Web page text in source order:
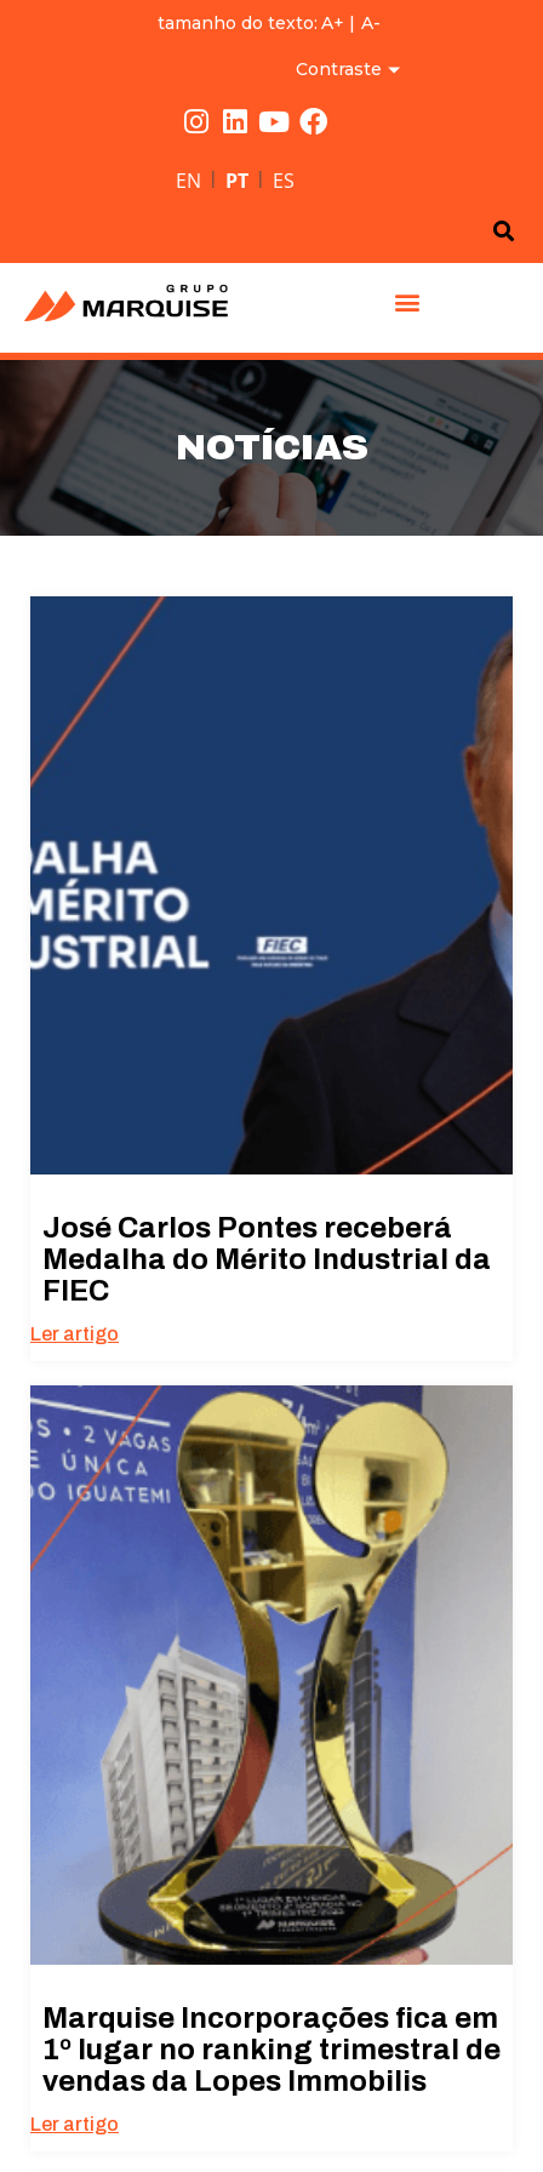
tamanho do texto: A+ | A-
Contraste
EN | PT | ES
NOTÍCIAS
José Carlos Pontes receberá
Medalha do Mérito Industrial da
FIEC
Ler artigo
Marquise Incorporações fica em
1º lugar no ranking trimestral de
vendas da Lopes Immobilis
Ler artigo